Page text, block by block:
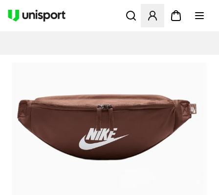
Öppnar en Modal för att